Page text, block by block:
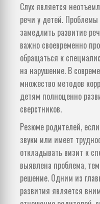
Слух является
речи у детей. Проблемы
замедлить развитие
важно своевременно
обращаться к
на нарушение. В
множество методов
детям полноценно
сверстников.
Резюме родителей,
звуки или имеет
откладывать визит к
выявлена проблема,
решение. Одним из
развития является